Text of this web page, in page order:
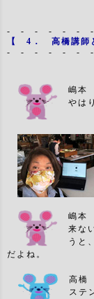
- - - - - -
【
4． 高橋講
- - - - - -
嶋本
やは
嶋本
来な
うと
だよね。
高橋
ステ